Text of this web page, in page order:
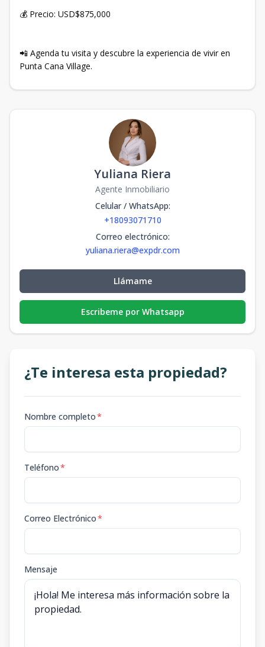
💰 Precio: USD$875,000
📲 Agenda tu visita y descubre la experiencia de vivir en
Punta Cana Village.
Yuliana Riera
Agente Inmobiliario
Celular / WhatsApp:
+18093071710
Correo electrónico:
yuliana.riera@expdr.com
Llámame
Escribeme por Whatsapp
¿Te interesa esta propiedad?
Nombre completo*
Teléfono*
Correo Electrónico*
Mensaje